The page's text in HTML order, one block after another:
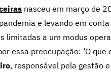
nasceu em março de
e levando em
limitadas a um modus
essa preocupação: ‘O
, responsável pela gestão